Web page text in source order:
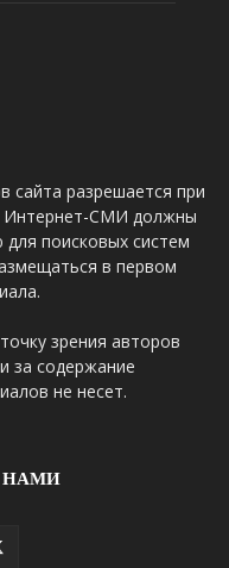
сайта разрешается при
Интернет-СМИ должны
поисковых систем
в первом
зрения авторов
за содержание
не несет.
НАМИ